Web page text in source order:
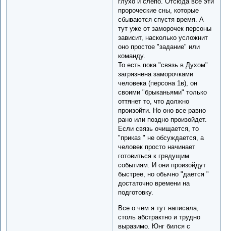
пророческие сны, которые
сбываются спустя время. А
тут уже от заморочек персоны
зависит, насколько усложнит
оно простое "задание" или
команду.
То есть пока "связь в Духом"
загрязнена заморочками
человека (персона 1в), он
своими "брыканьями" только
оттянет то, что должно
произойти. Но оно все равно
рано или поздно произойдет.
Если связь очищается, то
"приказ " не обсуждается, а
человек просто начинает
готовиться к грядущим
событиям. И они произойдут
быстрее, но обычно "дается "
достаточно времени на
подготовку.
Все о чем я тут написала,
столь абстрактно и трудно
выразимо. Юнг бился с